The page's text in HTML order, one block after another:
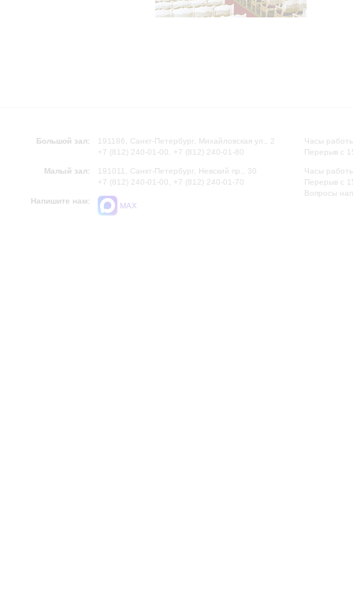
Большой зал:
191186, Санкт-Петербург, Михайловская ул., 2
+7 (812) 240-01-00, +7 (812) 240-01-80
Малый зал:
191011, Санкт-Петербург, Невский пр., 30
+7 (812) 240-01-00, +7 (812) 240-01-70
Напишите нам:
MAX
Часы
Перерыв с
Часы
Перерыв с
Вопросы